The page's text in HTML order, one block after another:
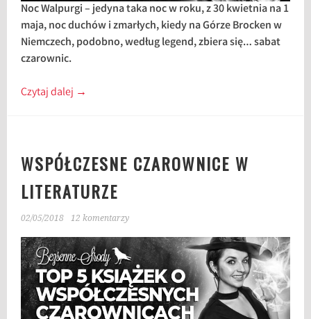
Noc Walpurgi – jedyna taka noc w roku, z 30 kwietnia na 1
maja, noc duchów i zmarłych, kiedy na Górze Brocken w
Niemczech, podobno, według legend, zbiera się… sabat
czarownic.
Czytaj dalej →
WSPÓŁCZESNE CZAROWNICE W
LITERATURZE
02/05/2018 12 komentarzy